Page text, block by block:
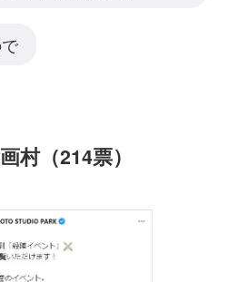
村（214票）